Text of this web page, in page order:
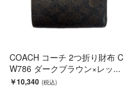
COACH コーチ 2つ折り財布 C
W786 ダークブラウン×レッ...
￥10,340